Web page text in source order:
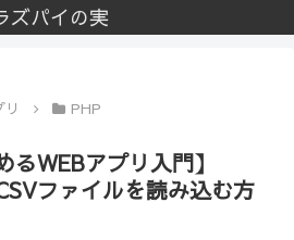
ズパイの実
PHP
るWEBアプリ入門】
ファイルを読み込む方